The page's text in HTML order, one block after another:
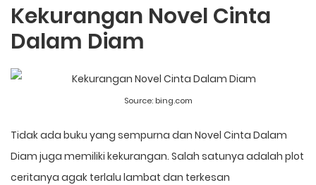
Kekurangan Novel Cinta
Dalam Diam
Source: bing.com
Tidak ada buku yang sempurna dan Novel Cinta Dalam
Diam juga memiliki kekurangan. Salah satunya adalah plot
ceritanya agak terlalu lambat dan terkesan